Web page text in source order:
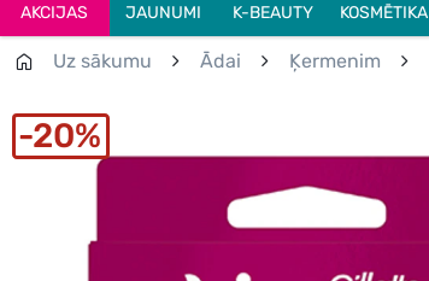
AKCIJAS JAUNUMI K-BEAUTY KOSMĒTIKA
Uz sākumu Ādai Ķermenim
20%